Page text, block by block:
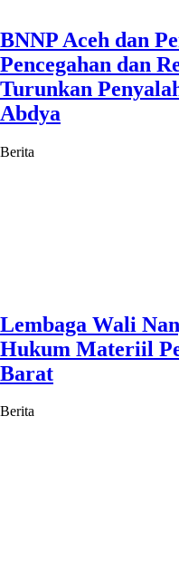
BNNP Aceh dan
Pencegahan dan
Turunkan
Abdya
Berita
Lembaga Wali
Hukum Materiil
Barat
Berita